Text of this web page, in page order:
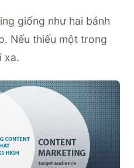
giống như hai bánh
Nếu thiếu một trong
xa.